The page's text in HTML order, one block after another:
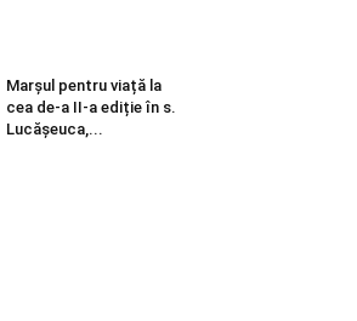
Marșul pentru viață la
cea de-a II-a ediție în s.
Lucășeuca,...